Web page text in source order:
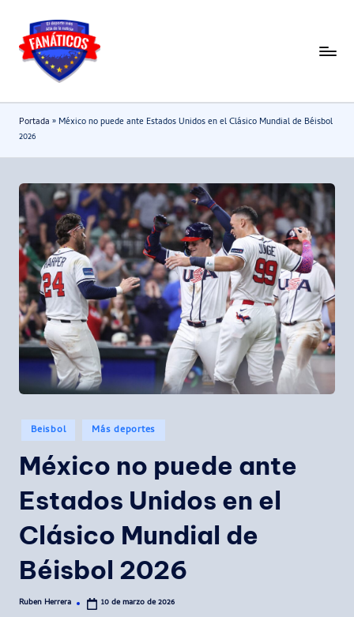
Saltar
contenido
F
n
a
i
c
o
s
Noticias
deportivas
-
Mundial
Portada » México no puede ante Estados Unidos en el Clásico Mundial de Béisbol
2026
Publicado
en
Beisbol Más deportes
México no puede ante
Estados Unidos en el
Clásico Mundial de
Béisbol 2026
Publicado
Ruben Herrera 10 de marzo de 2026